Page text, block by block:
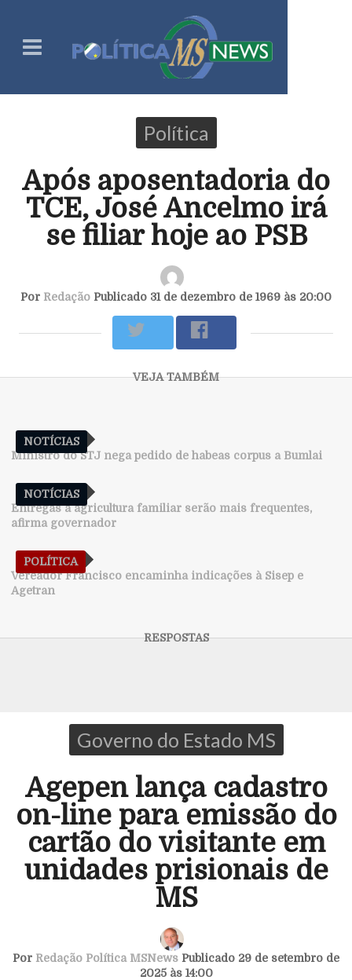
Política
Após aposentadoria do
TCE, José Ancelmo irá
se filiar hoje ao PSB
Por Redação Publicado 31 de dezembro de 1969 às 20:00
NOTÍCIAS
Ministro do STJ nega pedido de habeas corpus a Bumlai
NOTÍCIAS
Entregas à agricultura familiar serão mais frequentes,
afirma governador
POLÍTICA
Vereador Francisco encaminha indicações à Sisep e
Agetran
Governo do Estado MS
Agepen lança cadastro
on-line para emissão do
cartão do visitante em
unidades prisionais de
MS
Por Redação Política MSNews Publicado 29 de setembro de
2025 às 14:00